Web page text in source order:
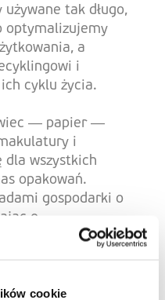
cookie
tak długo,
optymalizujemy
a
i
cyklu życia.
— papier —
i
dla wszystkich
opakowań.
gospodarki o
o
na środowisko.